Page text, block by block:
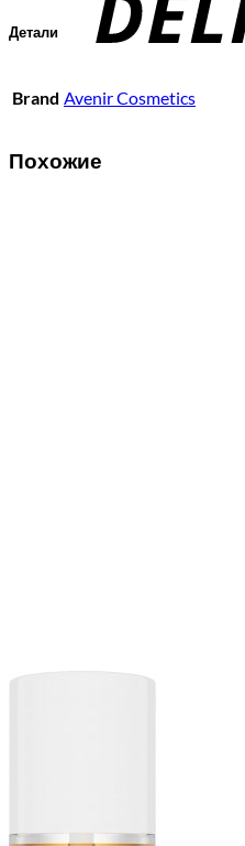
Детали
Brand Avenir Cosmetics
Похожие